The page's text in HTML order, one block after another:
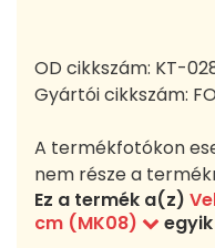
OD cikkszám: KT-
Gyártói cikkszám:
A termékfotókon
nem része a
Ez a termék a(z)
cm (MK08)